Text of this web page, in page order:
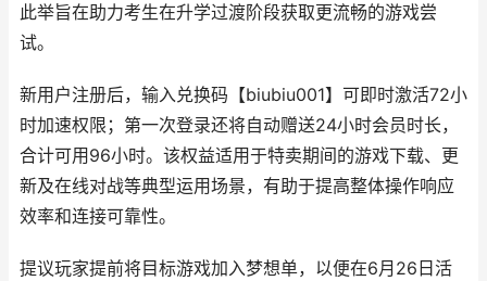
此举旨在助力考生在升学过渡阶段获取更流畅的游戏尝
试。
新用户注册后，输入兑换码【biubiu001】可即时激活72小
时加速权限；第一次登录还将自动赠送24小时会员时长，
合计可用96小时。该权益适用于特卖期间的游戏下载、更
新及在线对战等典型运用场景，有助于提高整体操作响应
效率和连接可靠性。
提议玩家提前将目标游戏加入梦想单，以便在6月26日活